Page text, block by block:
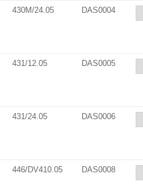
430M/24.05 DAS0004
431/12.05 DAS0005
431/24.05 DAS0006
446/DV410.05 DAS0008